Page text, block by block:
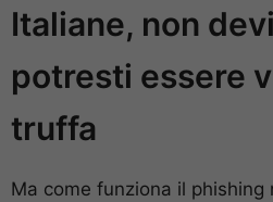
Italiane, non
potresti essere
truffa
Ma come funziona il phishing